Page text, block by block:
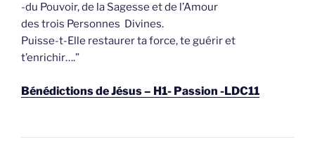
-du Pouvoir, de la Sagesse et de l’Amour
des trois Personnes Divines.
Puisse-t-Elle restaurer ta force, te guérir et
t’enrichir….”
Bénédictions de Jésus – H1- Passion -LDC11